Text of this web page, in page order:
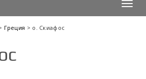
Греция > о. Скиафос